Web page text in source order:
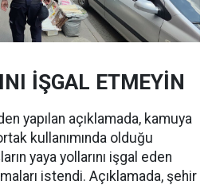
İŞGAL ETMEYİN
yapılan açıklamada, kamuya
kullanımında olduğu
yaya yollarını işgal eden
istendi. Açıklamada, şehir